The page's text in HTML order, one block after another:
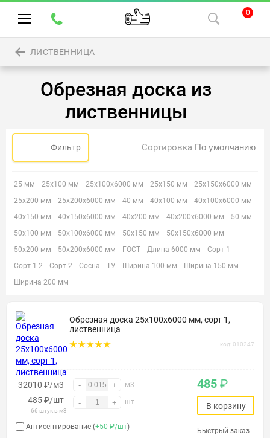
0
ЛИСТВЕННИЦА
Обрезная доска из
лиственницы
Фильтр Сортировка
25 мм 25х100 мм 25х100х6000 мм 25х150 мм
25х150х6000 мм
25х200 мм
25х200х6000 мм 40 мм 40х100 мм
40х100х6000 мм
40х150 мм
40х150х6000 мм 40х200 мм 40х200х6000 мм
50 мм
50х100 мм
50х100х6000 мм 50х150 мм
50х150х6000 мм
50х200 мм
50х200х6000 мм ГОСТ Длина 6000 мм
Сорт 1
Сорт 1-2
Сорт 2 Сосна ТУ Ширина 100 мм
Ширина 150 мм
Ширина 200 мм
Обрезная доска 25х100х6000 мм, сорт 1,
лиственница
код: 010247
32010 ₽/м3 - + м3
485₽/шт
66 штук в м3
- + шт
485 ₽
Антисептирование (+50 ₽/шт)
В корзину
Быстрый заказ